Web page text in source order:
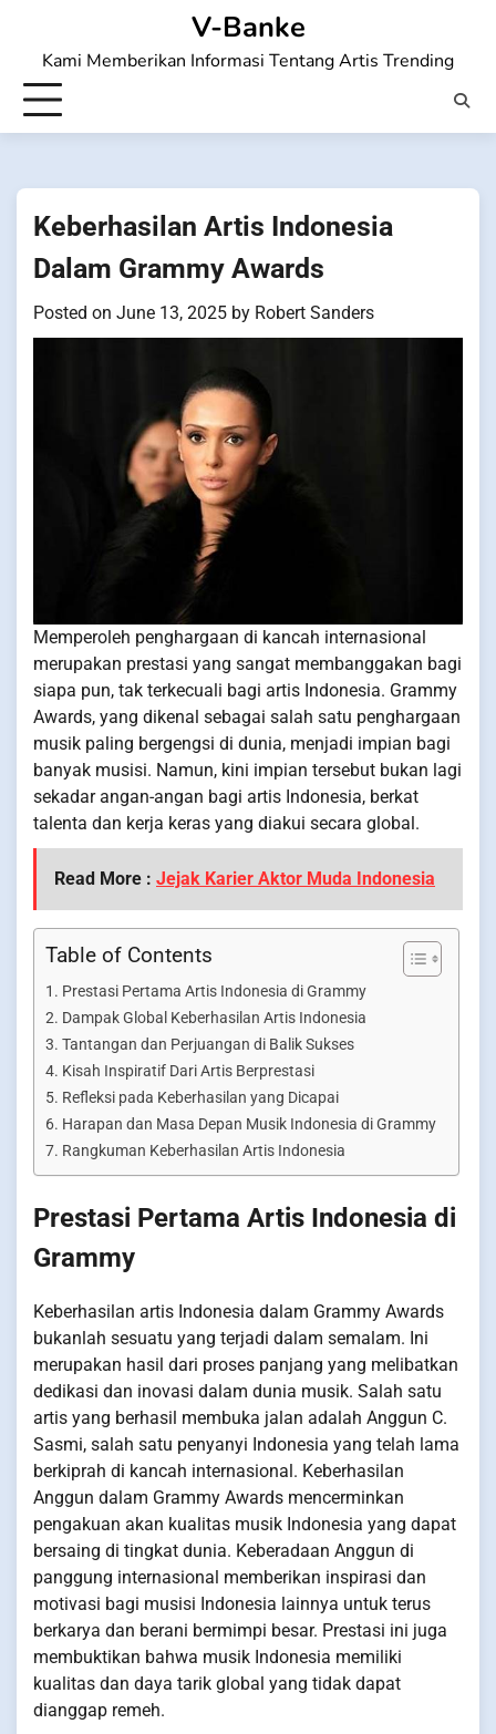
content
V-Banke
Kami Memberikan Informasi Tentang Artis Trending
Keberhasilan Artis Indonesia
Dalam Grammy Awards
Posted on June 13, 2025 by Robert Sanders
Memperoleh penghargaan di kancah internasional
merupakan prestasi yang sangat membanggakan bagi
siapa pun, tak terkecuali bagi artis Indonesia. Grammy
Awards, yang dikenal sebagai salah satu penghargaan
musik paling bergengsi di dunia, menjadi impian bagi
banyak musisi. Namun, kini impian tersebut bukan lagi
sekadar angan-angan bagi artis Indonesia, berkat
talenta dan kerja keras yang diakui secara global.
Read More : Jejak Karier Aktor Muda Indonesia
Table of Contents
Prestasi Pertama Artis Indonesia di Grammy
Dampak Global Keberhasilan Artis Indonesia
Tantangan dan Perjuangan di Balik Sukses
Kisah Inspiratif Dari Artis Berprestasi
Refleksi pada Keberhasilan yang Dicapai
Harapan dan Masa Depan Musik Indonesia di Grammy
Rangkuman Keberhasilan Artis Indonesia
Prestasi Pertama Artis Indonesia di
Grammy
Keberhasilan artis Indonesia dalam Grammy Awards
bukanlah sesuatu yang terjadi dalam semalam. Ini
merupakan hasil dari proses panjang yang melibatkan
dedikasi dan inovasi dalam dunia musik. Salah satu
artis yang berhasil membuka jalan adalah Anggun C.
Sasmi, salah satu penyanyi Indonesia yang telah lama
berkiprah di kancah internasional. Keberhasilan
Anggun dalam Grammy Awards mencerminkan
pengakuan akan kualitas musik Indonesia yang dapat
bersaing di tingkat dunia. Keberadaan Anggun di
panggung internasional memberikan inspirasi dan
motivasi bagi musisi Indonesia lainnya untuk terus
berkarya dan berani bermimpi besar. Prestasi ini juga
membuktikan bahwa musik Indonesia memiliki
kualitas dan daya tarik global yang tidak dapat
dianggap remeh.